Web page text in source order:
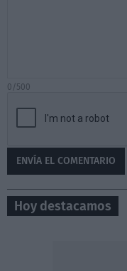
0/500
Hoy destacamos